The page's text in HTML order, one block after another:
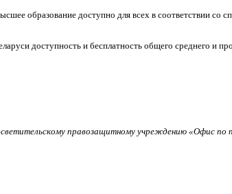
образование доступно для всех в соответствии
доступность и бесплатность общего среднего и
правозащитному учреждению «Офис по